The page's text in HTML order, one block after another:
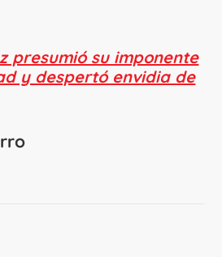
presumió su imponente
y despertó envidia de